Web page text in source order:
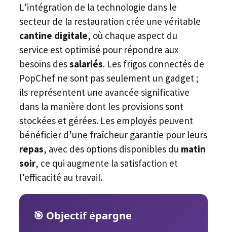
L’intégration de la technologie dans le
secteur de la restauration crée une véritable
cantine digitale, où chaque aspect du
service est optimisé pour répondre aux
besoins dessalariés. Les frigos connectés de
PopChef ne sont pas seulement un gadget ;
ils représentent une avancée significative
dans la manière dont les provisions sont
stockées et gérées. Les employés peuvent
bénéficier d’une fraîcheur garantie pour leurs
repas, avec des options disponibles du matin
soir, ce qui augmente la satisfaction et
l’efficacité au travail.
🎯 Objectif épargne